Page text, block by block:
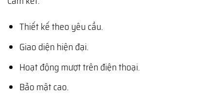
Thiết kế theo yêu cầu.
Giao diện hiện đại.
Hoạt động mượt trên điện thoại.
Bảo mật cao.